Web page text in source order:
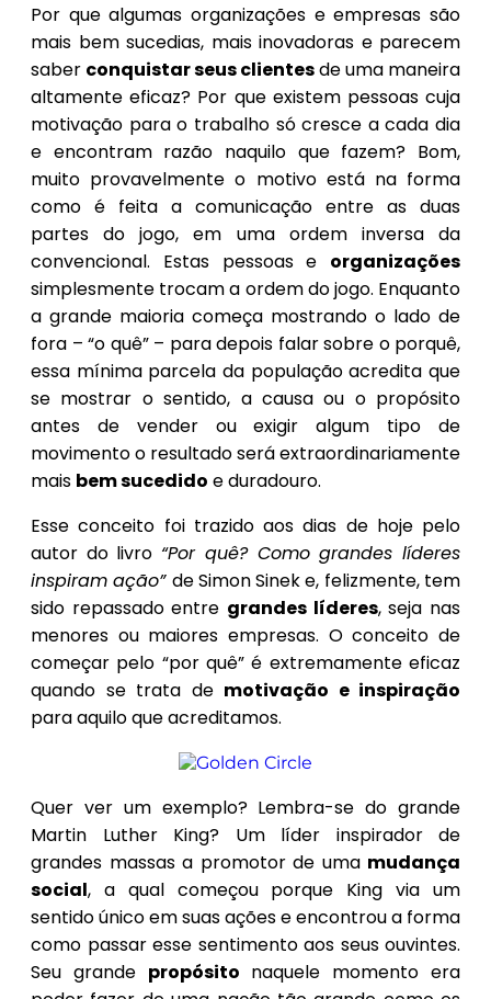
Por que algumas organizações e empresas são
mais bem sucedias, mais inovadoras e parecem
saber conquistar seus clientesde uma maneira
altamente eficaz? Por que existem pessoas cuja
motivação para o trabalho só cresce a cada dia
e encontram razão naquilo que fazem? Bom,
muito provavelmente o motivo está na forma
como é feita a comunicação entre as duas
partes do jogo, em uma ordem inversa da
convencional. Estas pessoas e organizações
simplesmente trocam a ordem do jogo. Enquanto
a grande maioria começa mostrando o lado de
fora – “o quê” – para depois falar sobre o porquê,
essa mínima parcela da população acredita que
se mostrar o sentido, a causa ou o propósito
antes de vender ou exigir algum tipo de
movimento o resultado será extraordinariamente
mais bem sucedido e duradouro.
Esse conceito foi trazido aos dias de hoje pelo
autor do livro “Por quê? Como grandes líderes
inspiram ação” de Simon Sinek e, felizmente, tem
sido repassado entre grandes líderes, seja nas
menores ou maiores empresas. O conceito de
começar pelo “por quê” é extremamente eficaz
quando se trata de motivação e inspiração
para aquilo que acreditamos.
Quer ver um exemplo? Lembra-se do grande
Martin Luther King? Um líder inspirador de
grandes massas a promotor de uma mudança
social, a qual começou porque King via um
sentido único em suas ações e encontrou a forma
como passar esse sentimento aos seus ouvintes.
Seu grande propósito naquele momento era